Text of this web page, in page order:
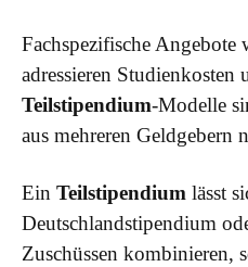
Fachspezifische
adressieren Studienkosten
Teilstipendium-Modelle
aus mehreren Geldgebern
Ein Teilstipendium lässt
Deutschlandstipendium
Zuschüssen kombinieren,